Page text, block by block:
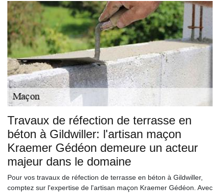
Travaux de réfection de terrasse en
béton à Gildwiller: l'artisan maçon
Kraemer Gédéon demeure un acteur
majeur dans le domaine
Pour vos travaux de réfection de terrasse en béton à Gildwiller,
comptez sur l'expertise de l'artisan maçon Kraemer Gédéon. Avec